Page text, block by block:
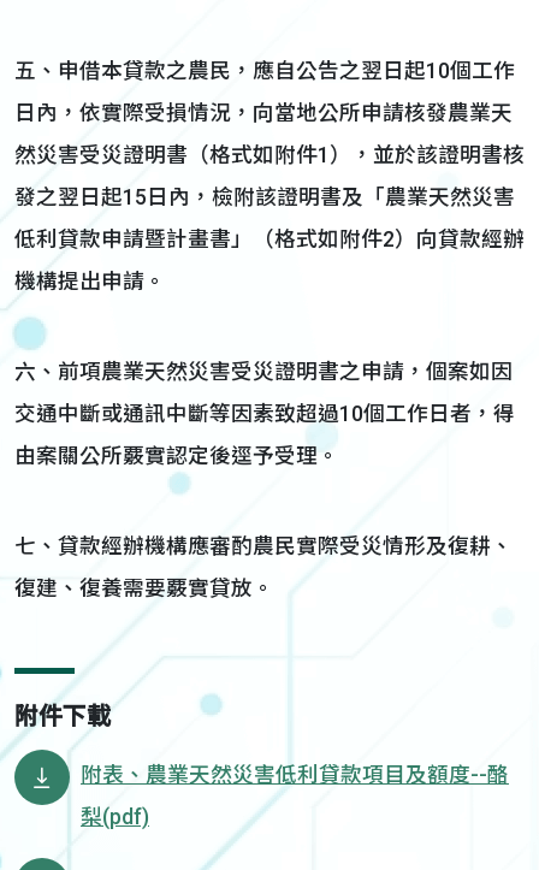
五、申借本貸款之農民，應自公告之翌日起10個工作
日內，依實際受損情況，向當地公所申請核發農業天
然災害受災證明書（格式如附件1），並於該證明書核
發之翌日起15日內，檢附該證明書及「農業天然災害
低利貸款申請暨計畫書」（格式如附件2）向貸款經辦
機構提出申請。
六、前項農業天然災害受災證明書之申請，個案如因
交通中斷或通訊中斷等因素致超過10個工作日者，得
由案關公所覈實認定後逕予受理。
七、貸款經辦機構應審酌農民實際受災情形及復耕、
復建、復養需要覈實貸放。
附件下載
附表、農業天然災害低利貸款項目及額度--酪
梨(pdf)